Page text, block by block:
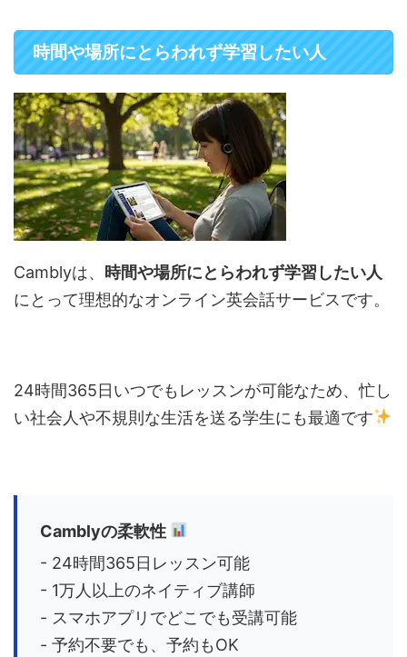
時間や場所にとらわれず学習したい人
Camblyは、 時間や場所にとらわれず学習したい人
にとって理想的なオンライン英会話サービスです。
24時間365日いつでもレッスンが可能なため、忙し
い社会人や不規則な生活を送る学生にも最適です
Camblyの柔軟性
- 24時間365日レッスン可能
- 1万人以上のネイティブ講師
- スマホアプリでどこでも受講可能
- 予約不要でも、予約もOK